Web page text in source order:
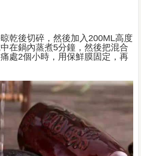
晾乾後切碎，然後加入200ML高度
在鍋內蒸煮5分鐘，然後把混合
處2個小時，用保鮮膜固定，再